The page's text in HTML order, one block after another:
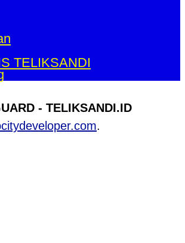
TELIKSANDI
- TELIKSANDI.ID
.